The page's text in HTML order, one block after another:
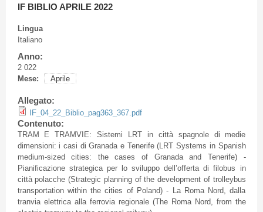
IF BIBLIO APRILE 2022
Lingua
Italiano
Anno:
2 022
Mese:
Aprile
Allegato:
IF_04_22_Biblio_pag363_367.pdf
Contenuto:
TRAM E TRAMVIE: Sistemi LRT in città spagnole di medie
dimensioni: i casi di Granada e Tenerife (LRT Systems in Spanish
medium-sized cities: the cases of Granada and Tenerife) -
Pianificazione strategica per lo sviluppo dell’offerta di filobus in
città polacche (Strategic planning of the development of trolleybus
transportation within the cities of Poland) - La Roma Nord, dalla
tranvia elettrica alla ferrovia regionale (The Roma Nord, from the